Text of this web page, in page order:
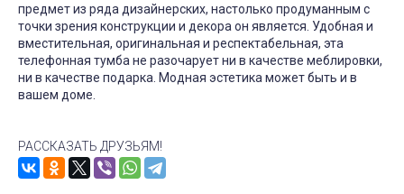
предмет из ряда дизайнерских, настолько продуманным с
точки зрения конструкции и декора он является. Удобная и
вместительная, оригинальная и респектабельная, эта
телефонная тумба не разочарует ни в качестве меблировки,
ни в качестве подарка. Модная эстетика может быть и в
вашем доме.
РАССКАЗАТЬ ДРУЗЬЯМ!